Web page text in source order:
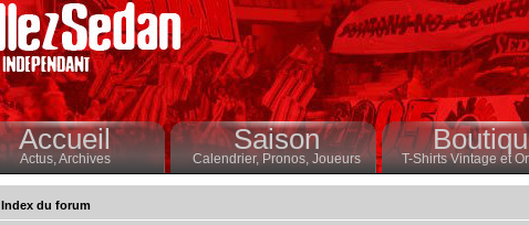
Accueil
Actus,Archives
Saison
Calendrier,Pronos, Joueurs T-Shirts Vintage et
Index du forum